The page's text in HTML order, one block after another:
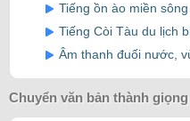
Tiếng ồn ào miền
Tiếng Còi Tàu du lịch
Âm thanh đuối nước,
Chuyển văn bản thành